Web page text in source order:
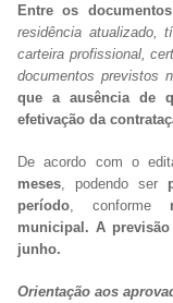
Entre os
residência atualizado,
carteira profissional,
documentos previstos
que a ausência de
efetivação da
De acordo com o
meses , podendo ser
período , conforme
municipal. A
junho.
Orientação aos